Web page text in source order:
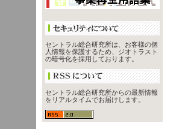
セントラル総合研究所は、お客様の個
人情報を保護するため、ジオトラスト
の暗号化を採用しております。
セントラル総合研究所からの最新情報
をリアルタイムでお届けします。